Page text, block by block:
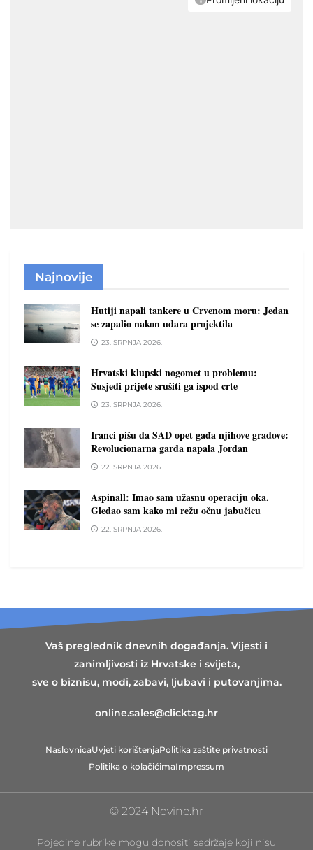
Najnovije
Hutiji napali tankere u Crvenom moru: Jedan
se zapalio nakon udara projektila
23. SRPNJA 2026.
Hrvatski klupski nogomet u problemu:
Susjedi prijete srušiti ga ispod crte
23. SRPNJA 2026.
Iranci pišu da SAD opet gađa njihove gradove:
Revolucionarna garda napala Jordan
22. SRPNJA 2026.
Aspinall: Imao sam užasnu operaciju oka.
Gledao sam kako mi režu očnu jabučicu
22. SRPNJA 2026.
Vaš preglednik dnevnih događanja. Vijesti i
zanimljivosti iz Hrvatske i svijeta,
sve o biznisu, modi, zabavi, ljubavi i putovanjima.
online.sales@clicktag.hr
NaslovnicaUvjeti korištenjaPolitika zaštite privatnosti
Politika o kolačićimaImpressum
© 2024 Novine.hr
Pojedine rubrike mogu donositi sadržaje koji nisu